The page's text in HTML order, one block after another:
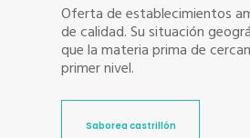
Oferta de establecimientos
de calidad. Su situación
que la materia prima de
primer nivel.
Saborea castrillón